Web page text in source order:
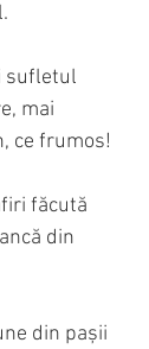
sufletul
mai
ce frumos!
făcută
din
din pașii